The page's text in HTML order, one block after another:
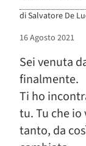
diSalvatore De
16 Agosto 2021
Sei venuta
finalmente.
Ti ho
tu. Tu che io
tanto, da